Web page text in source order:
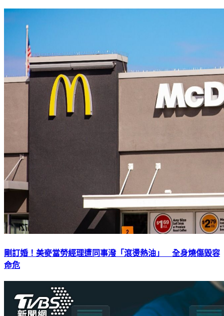
剛訂婚！美麥當勞經理遭同事潑「滾燙熱油」 全身燒傷毀容
命危